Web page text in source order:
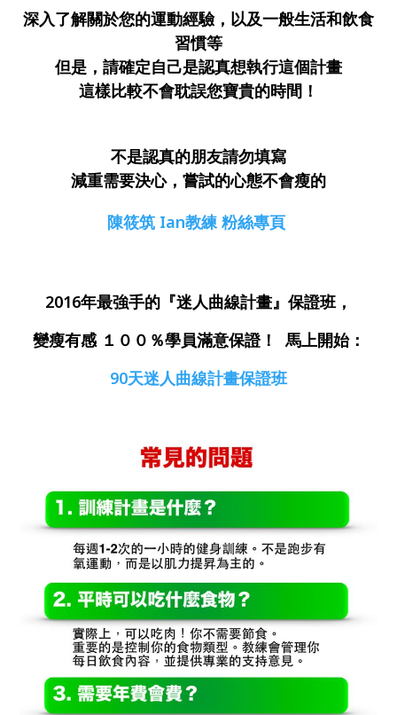
深入了解關於您的運動經驗，以及一般生活和飲食
習慣等
但是，請確定自己是認真想執行這個計畫
這樣比較不會耽誤您寶貴的時間！
不是認真的朋友請勿填寫
減重需要決心，嘗試的心態不會瘦的
陳筱筑 Ian教練 粉絲專頁
2016年最強手的『迷人曲線計畫』保證班，
變瘦有感 １００％學員滿意保證！ 馬上開始：
90天迷人曲線計畫保證班